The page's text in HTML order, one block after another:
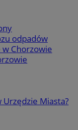
odpadów
w Chorzowie
Urzędzie Miasta?